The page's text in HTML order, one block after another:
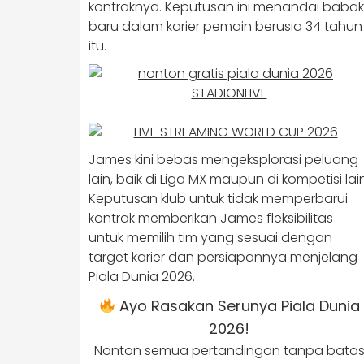
kontraknya. Keputusan ini menandai babak
baru dalam karier pemain berusia 34 tahun
itu.
James kini bebas mengeksplorasi peluang
lain, baik di Liga MX maupun di kompetisi
Keputusan klub untuk tidak memperbarui
kontrak memberikan James fleksibilitas
untuk memilih tim yang sesuai dengan
target karier dan persiapannya menjelang
Piala Dunia 2026.
Ayo Rasakan Serunya Piala Dunia
2026!
Nonton semua pertandingan tanpa batas